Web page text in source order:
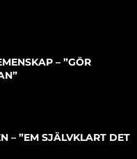
– ”GÖR
– ”EM SJÄLVKLART DET